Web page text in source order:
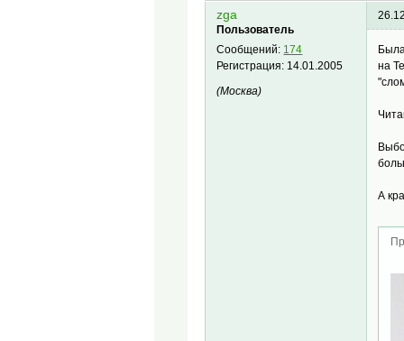
zga
Пользователь
Сообщений: 174
Регистрация: 14.01.2005
(Москва)
на
А